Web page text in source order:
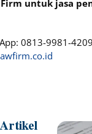
Firm untuk jasa
0813-9981-4209
Artikel